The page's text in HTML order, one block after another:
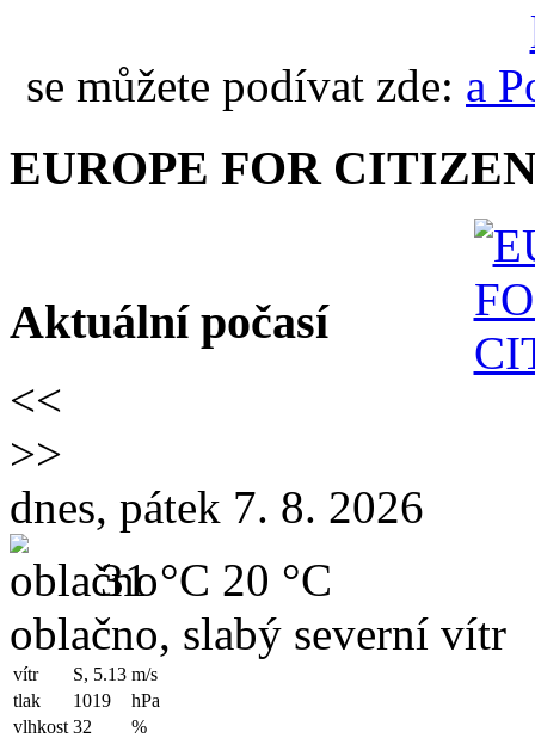
se můžete podívat zde:
EUROPE FOR
Aktuální počasí
<<
>>
dnes, pátek 7. 8. 2026
31 °C 20 °C
oblačno, slabý severní vítr
vítr S, 5.13 m/s
tlak
1019
hPa
vlhkost 32 %